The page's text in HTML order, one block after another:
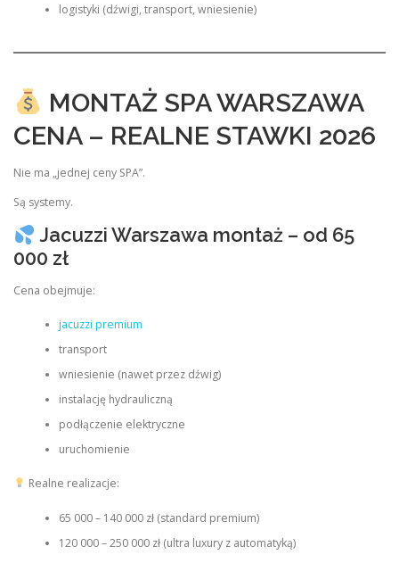
logistyki (dźwigi, transport, wniesienie)
MONTAŻ SPA WARSZAWA
CENA – REALNE STAWKI 2026
Nie ma „jednej ceny SPA”.
Są systemy.
Jacuzzi Warszawa montaż – od 65
000 zł
Cena obejmuje:
jacuzzi premium
transport
wniesienie (nawet przez dźwig)
instalację hydrauliczną
podłączenie elektryczne
uruchomienie
Realne realizacje:
65 000 – 140 000 zł (standard premium)
120 000 – 250 000 zł (ultra luxury z automatyką)